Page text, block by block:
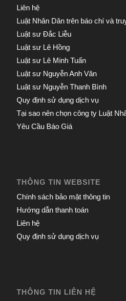
Liên hệ
Luật Nhân Dân trên báo chí và
Luật sư Đắc Liễu
Luật sư Lê Hồng
Luật sư Lê Minh Tuấn
Luật sư Nguyễn Anh Văn
Luật sư Nguyễn Thanh Bình
Quy định sử dụng dịch vụ
Tại sao nên chọn công ty Luật
Yêu Cầu Báo Giá
THÔNG TIN WEBSITE
Chính sách bảo mật thông tin
Hướng dẫn thanh toán
Liên hệ
Quy định sử dụng dịch vụ
THÔNG TIN LIÊN HỆ